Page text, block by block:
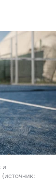
и
источник: